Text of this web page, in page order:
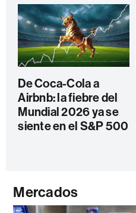
De Coca-Cola a
Airbnb: la fiebre del
Mundial 2026 ya se
siente en el S&P 500
Mercados